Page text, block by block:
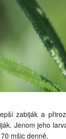
zabiják a
Jenom jeho
mšic denně.